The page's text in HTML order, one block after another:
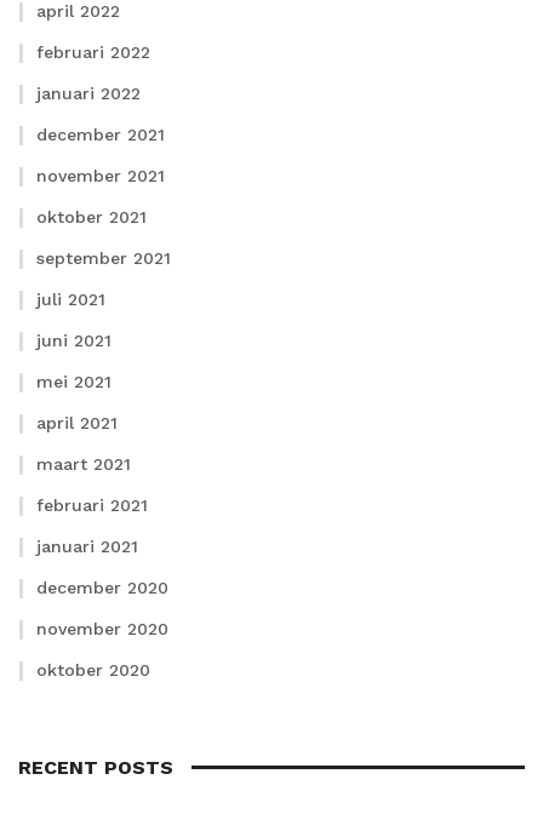
april 2022
februari 2022
januari 2022
december 2021
november 2021
oktober 2021
september 2021
juli 2021
juni 2021
mei 2021
april 2021
maart 2021
februari 2021
januari 2021
december 2020
november 2020
oktober 2020
RECENT POSTS